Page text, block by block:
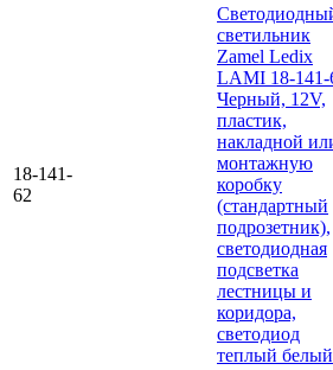
18-141-
62
светильник
Zamel Ledix
LAMI 18-141-
Черный, 12V,
пластик,
накладной
монтажную
коробку
(стандартный
подрозетник),
светодиодная
подсветка
лестницы и
коридора,
светодиод
теплый белый